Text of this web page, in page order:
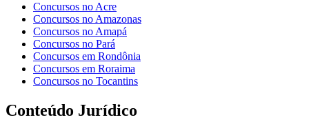
Concursos no Acre
Concursos no Amazonas
Concursos no Amapá
Concursos no Pará
Concursos em Rondônia
Concursos em Roraima
Concursos no Tocantins
Conteúdo Jurídico